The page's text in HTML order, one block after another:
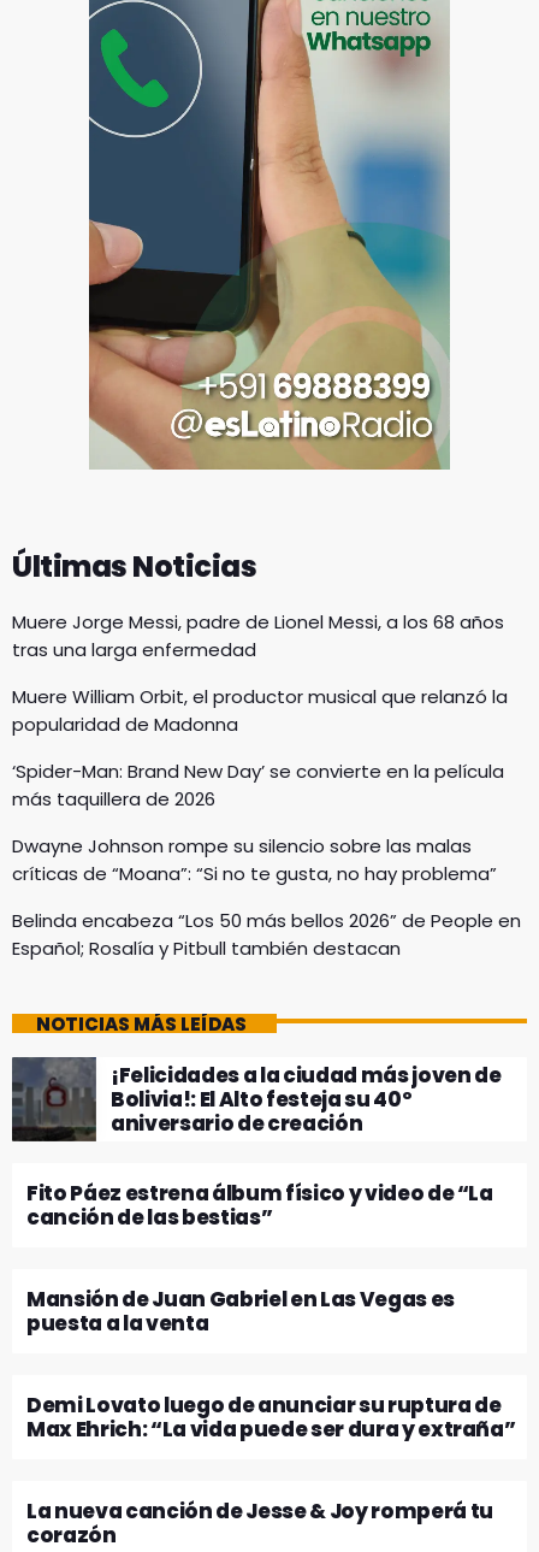
Últimas Noticias
Muere Jorge Messi, padre de Lionel Messi, a los 68 años
tras una larga enfermedad
Muere William Orbit, el productor musical que relanzó la
popularidad de Madonna
‘Spider-Man: Brand New Day’ se convierte en la película
más taquillera de 2026
Dwayne Johnson rompe su silencio sobre las malas
críticas de “Moana”: “Si no te gusta, no hay problema”
Belinda encabeza “Los 50 más bellos 2026” de People en
Español; Rosalía y Pitbull también destacan
NOTICIAS MÁS LEÍDAS
¡Felicidades a la ciudad más joven de
Bolivia!: El Alto festeja su 40º
aniversario de creación
Fito Páez estrena álbum físico y video de “La
canción de las bestias”
Mansión de Juan Gabriel en Las Vegas es
puesta a la venta
Demi Lovato luego de anunciar su ruptura de
Max Ehrich: “La vida puede ser dura y extraña”
La nueva canción de Jesse & Joy romperá tu
corazón